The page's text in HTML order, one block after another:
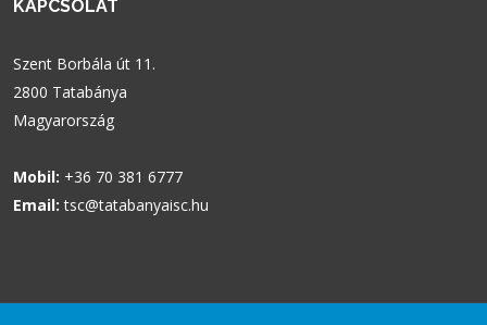
KAPCSOLAT
Szent Borbála út 11.
2800 Tatabánya
Magyarország
Mobil: +36 70 381 6777
Email: tsc@tatabanyaisc.hu